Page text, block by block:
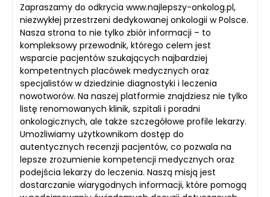
Zapraszamy do odkrycia www.najlepszy-onkolog.pl,
niezwykłej przestrzeni dedykowanej onkologii w Polsce.
Nasza strona to nie tylko zbiór informacji – to
kompleksowy przewodnik, którego celem jest
wsparcie pacjentów szukających najbardziej
kompetentnych placówek medycznych oraz
specjalistów w dziedzinie diagnostyki i leczenia
nowotworów. Na naszej platformie znajdziesz nie tylko
listę renomowanych klinik, szpitali i poradni
onkologicznych, ale także szczegółowe profile lekarzy.
Umożliwiamy użytkownikom dostęp do
autentycznych recenzji pacjentów, co pozwala na
lepsze zrozumienie kompetencji medycznych oraz
podejścia lekarzy do leczenia. Naszą misją jest
dostarczanie wiarygodnych informacji, które pomogą